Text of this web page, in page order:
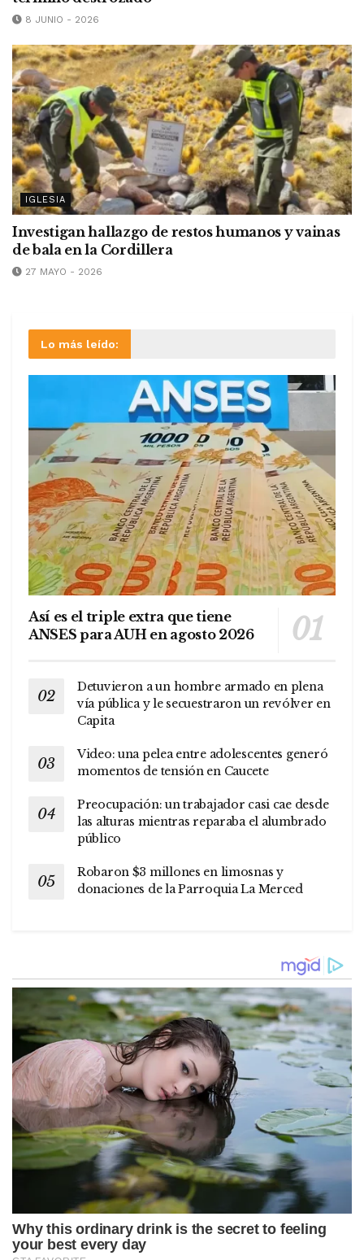
8 JUNIO - 2026
IGLESIA
Investigan hallazgo de restos humanos y vainas
de bala en la Cordillera
27 MAYO - 2026
Lo más leído:
Así es el triple extra que tiene
ANSES para AUH en agosto 2026
Detuvieron a un hombre armado en plena
vía pública y le secuestraron un revólver en
Capita
Video: una pelea entre adolescentes generó
momentos de tensión en Caucete
Preocupación: un trabajador casi cae desde
las alturas mientras reparaba el alumbrado
público
Robaron $3 millones en limosnas y
donaciones de la Parroquia La Merced